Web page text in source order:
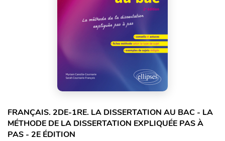
FRANÇAIS. 2DE-1RE. LA DISSERTATION AU BAC - LA
MÉTHODE DE LA DISSERTATION EXPLIQUÉE PAS À
PAS - 2E ÉDITION